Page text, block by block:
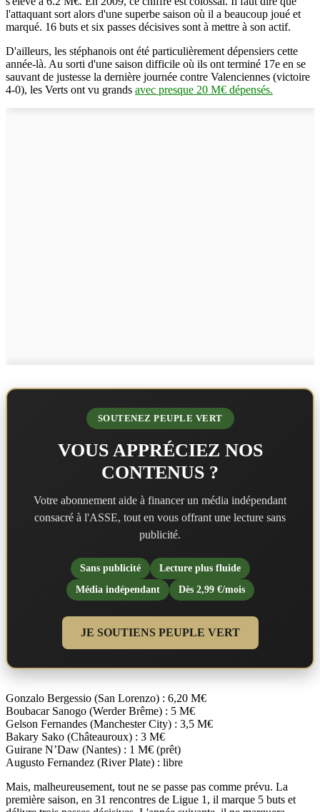
l'attaquant sort alors d'une superbe saison où il a beaucoup joué et
marqué. 16 buts et six passes décisives sont à mettre à son actif.
D'ailleurs, les stéphanois ont été particulièrement dépensiers cette
année-là. Au sorti d'une saison difficile où ils ont terminé 17e en se
sauvant de justesse la dernière journée contre Valenciennes (victoire
4-0), les Verts ont vu grands avec presque 20 M€ dépensés.
SOUTENEZ PEUPLE VERT
VOUS APPRÉCIEZ NOS
CONTENUS ?
Votre abonnement aide à financer un média indépendant
consacré à l'ASSE, tout en vous offrant une lecture sans
publicité.
Sans publicité
Lecture plus fluide
Média indépendant
Dès 2,99 €/mois
JE SOUTIENS PEUPLE VERT
Gonzalo Bergessio (San Lorenzo) : 6,20 M€
Boubacar Sanogo (Werder Brême) : 5 M€
Gelson Fernandes (Manchester City) : 3,5 M€
Bakary Sako (Châteauroux) : 3 M€
Guirane N’Daw (Nantes) : 1 M€ (prêt)
Augusto Fernandez (River Plate) : libre
Mais, malheureusement, tout ne se passe pas comme prévu. La
première saison, en 31 rencontres de Ligue 1, il marque 5 buts et